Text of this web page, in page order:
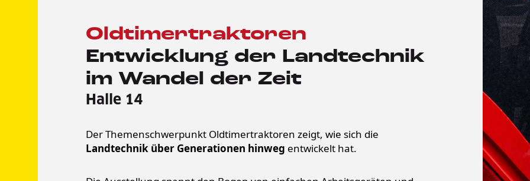
Oldtimertraktoren
Entwicklung der Landtechnik
im Wandel der Zeit
Halle 14
Der Themenschwerpunkt Oldtimertraktoren zeigt, wie sich die
Landtechnik über Generationen hinweg entwickelt hat.